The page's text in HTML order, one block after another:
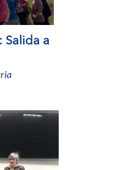
Salida a